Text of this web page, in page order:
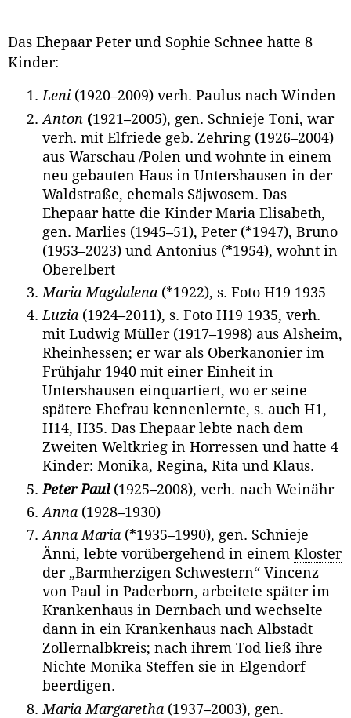
Das Ehepaar Peter und Sophie Schnee hatte 8
Kinder:
Leni (1920–2009) verh. Paulus nach Winden
Anton (1921–2005), gen. Schnieje Toni, war
verh. mit Elfriede geb. Zehring (1926–2004)
aus Warschau /Polen und wohnte in einem
neu gebauten Haus in Untershausen in der
Waldstraße, ehemals Säjwosem. Das
Ehepaar hatte die Kinder Maria Elisabeth,
gen. Marlies (1945–51), Peter (*1947), Bruno
(1953–2023) und Antonius (*1954), wohnt in
Oberelbert
Maria Magdalena(*1922), s. Foto H19 1935
Luzia (1924–2011), s. Foto H19 1935, verh.
mit Ludwig Müller (1917–1998) aus Alsheim,
Rheinhessen; er war als Oberkanonier im
Frühjahr 1940 mit einer Einheit in
Untershausen einquartiert, wo er seine
spätere Ehefrau kennenlernte, s. auch H1,
H14, H35. Das Ehepaar lebte nach dem
Zweiten Weltkrieg in Horressen und hatte 4
Kinder: Monika, Regina, Rita und Klaus.
Peter Paul(1925–2008), verh. nach Weinähr
Anna (1928–1930)
Anna Maria(*1935–1990), gen. Schnieje
Änni, lebte vorübergehend in einemKloster
der „Barmherzigen Schwestern“ Vincenz
von Paul in Paderborn, arbeitete später im
Krankenhaus in Dernbach und wechselte
dann in ein Krankenhaus nach Albstadt
Zollernalbkreis; nach ihrem Tod ließ ihre
Nichte Monika Steffen sie in Elgendorf
beerdigen.
Maria Margaretha (1937–2003), gen.